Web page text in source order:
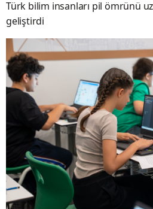
Türk bilim insanları pil ömrünü
geliştirdi